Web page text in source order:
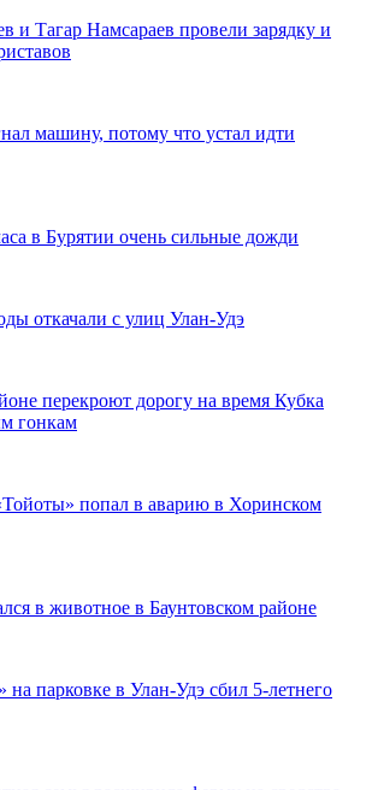
и Тагар Намсараев провели зарядку и
машину, потому что устал идти
в Бурятии очень сильные дожди
откачали с улиц Улан-Удэ
перекроют дорогу на время Кубка
гонкам
попал в аварию в Хоринском
в животное в Баунтовском районе
парковке в Улан-Удэ сбил 5-летнего